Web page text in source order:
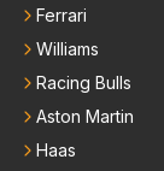
Ferrari
Williams
Racing Bulls
Aston Martin
Haas